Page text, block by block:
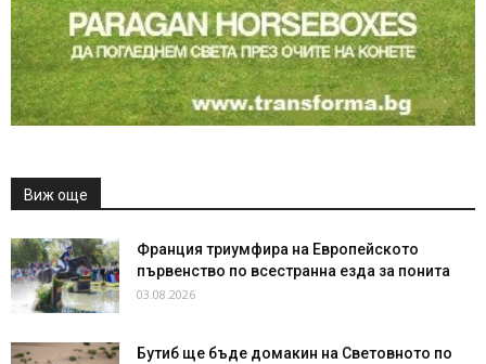
Виж още
Франция триумфира на Европейското
първенство по всестранна езда за понита
03.08.2026
Бутиб ще бъде домакин на Световното по